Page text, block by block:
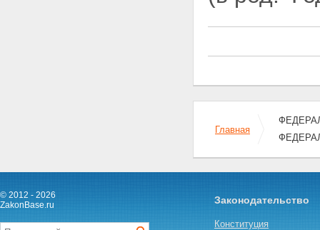
Главная
© 2012 - 2026
ZakonBase.ru
Законодательство
Конституция